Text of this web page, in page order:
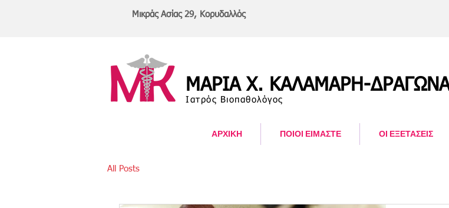
Μικράς Ασίας 29, Κορυδαλλός
ΜΑΡΙΑ Χ. ΚΑΛΑΜΑΡΗ-
Ιατρός Βιοπαθολόγος
ΑΡΧΙΚΗ ΠΟΙΟΙ ΕΙΜΑΣΤΕ ΟΙ ΕΞΕΤΑΣΕΙΣ
All Posts